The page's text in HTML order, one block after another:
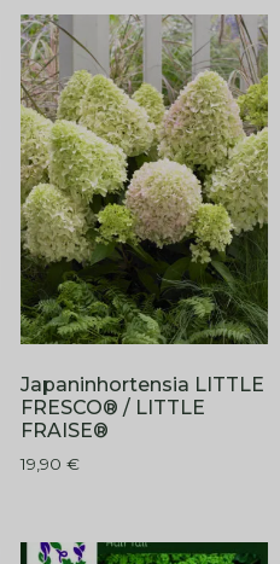
Japaninhortensia LITTLE
FRESCO® / LITTLE
FRAISE®
19,90 €